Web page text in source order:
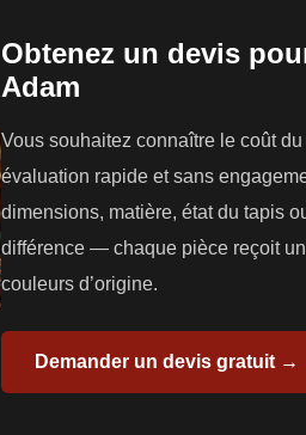
Obtenez un devis
Adam
Vous souhaitez connaître le coût
évaluation rapide et sans
dimensions, matière, état du tapis
différence — chaque pièce reçoit
couleurs d’origine.
Demander un devis gratuit →